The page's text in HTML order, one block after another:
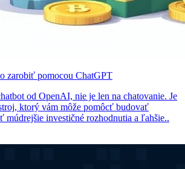
zarobiť pomocou ChatGPT
od OpenAI, nie je len na chatovanie. Je
ktorý vám môže pomôcť budovať
múdrejšie investičné rozhodnutia a ľahšie..